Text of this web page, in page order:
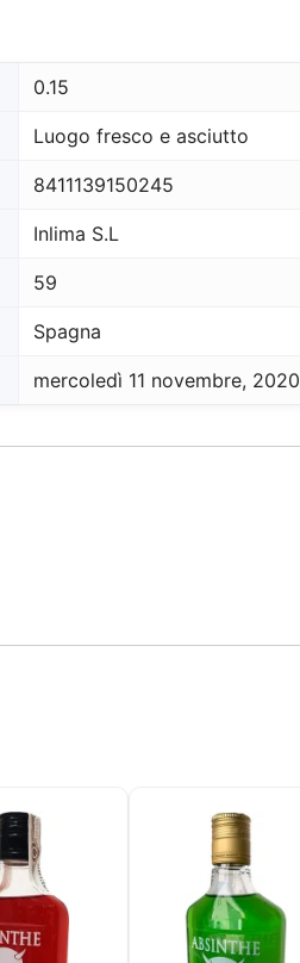
0.15
Luogo fresco e asciutto
8411139150245
Inlima S.L
59
Spagna
mercoledì 11 novembre, 2020